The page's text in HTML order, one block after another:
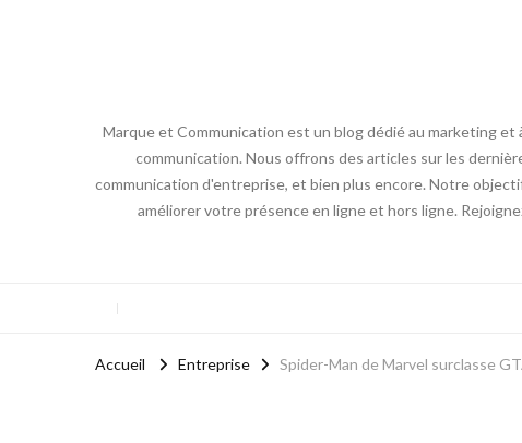
Marque et Communication est un blog dédié au marketing
communication. Nous offrons des articles sur les
communication d'entreprise, et bien plus encore. Notre
améliorer votre présence en ligne et hors ligne.
Accueil Entreprise Spider-Man de Marvel surclasse